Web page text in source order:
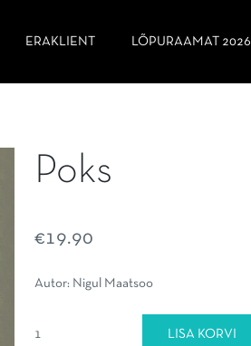
ERAKLIENT LÕPURAAMAT 2026
Poks
€19.90
Autor: Nigul Maatsoo
Poks
LISA KORVI